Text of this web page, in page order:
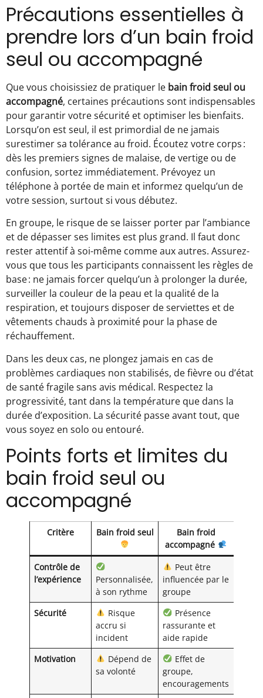
Précautions essentielles à
prendre lors d’un bain froid
seul ou accompagné
Que vous choisissiez de pratiquer le bain froid seul ou
accompagné, certaines précautions sont indispensables
pour garantir votre sécurité et optimiser les bienfaits.
Lorsqu’on est seul, il est primordial de ne jamais
surestimer sa tolérance au froid. Écoutez votre corps :
dès les premiers signes de malaise, de vertige ou de
confusion, sortez immédiatement. Prévoyez un
téléphone à portée de main et informez quelqu’un de
votre session, surtout si vous débutez.
En groupe, le risque de se laisser porter par l’ambiance
et de dépasser ses limites est plus grand. Il faut donc
rester attentif à soi-même comme aux autres. Assurez-
vous que tous les participants connaissent les règles de
base : ne jamais forcer quelqu’un à prolonger la durée,
surveiller la couleur de la peau et la qualité de la
respiration, et toujours disposer de serviettes et de
vêtements chauds à proximité pour la phase de
réchauffement.
Dans les deux cas, ne plongez jamais en cas de
problèmes cardiaques non stabilisés, de fièvre ou d’état
de santé fragile sans avis médical. Respectez la
progressivité, tant dans la température que dans la
durée d’exposition. La sécurité passe avant tout, que
vous soyez en solo ou entouré.
Points forts et limites du
bain froid seul ou
accompagné
Critère Bain froid seul
Bain froid
accompagné
Contrôle de
l’expérience
Personnalisée,
à son rythme
Peut être
influencée par le
groupe
Sécurité
Risque
accru si
incident
Présence
rassurante et
aide rapide
Motivation
Dépend de
sa volonté
Effet de
groupe,
encouragements